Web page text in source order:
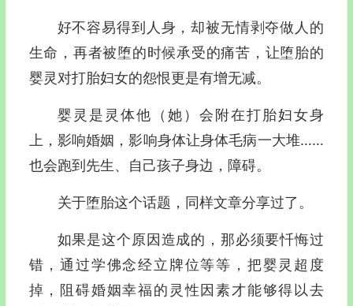
好不容易得到人身，却被无情剥夺做人的
生命，再者被堕的时候承受的痛苦，让堕胎的
婴灵对打胎妇女的怨恨更是有增无减。
婴灵是灵体他（她）会附在打胎妇女身
上，影响婚姻，影响身体让身体毛病一大堆……
也会跑到先生、自己孩子身边，障碍。
关于堕胎这个话题，同样文章分享过了。
如果是这个原因造成的，那必须要忏悔过
错，通过学佛念经立牌位等等，把婴灵超度
掉，阻碍婚姻幸福的灵性因素才能够得以去